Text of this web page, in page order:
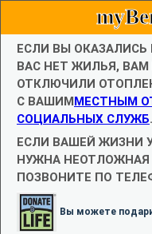
ЕСЛИ ВЫ
ВАС НЕТ ЖИЛЬЯ,
ОТКЛЮЧИЛИ
С ВАШИММЕСТНЫМ
СОЦИАЛЬНЫХ СЛУЖБ.
ЕСЛИ ВАШЕЙ ЖИЗНИ
НУЖНА
ПОЗВОНИТЕ ПО
Вы можете